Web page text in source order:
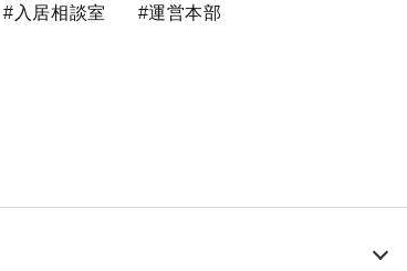
#入居相談室 #運営本部